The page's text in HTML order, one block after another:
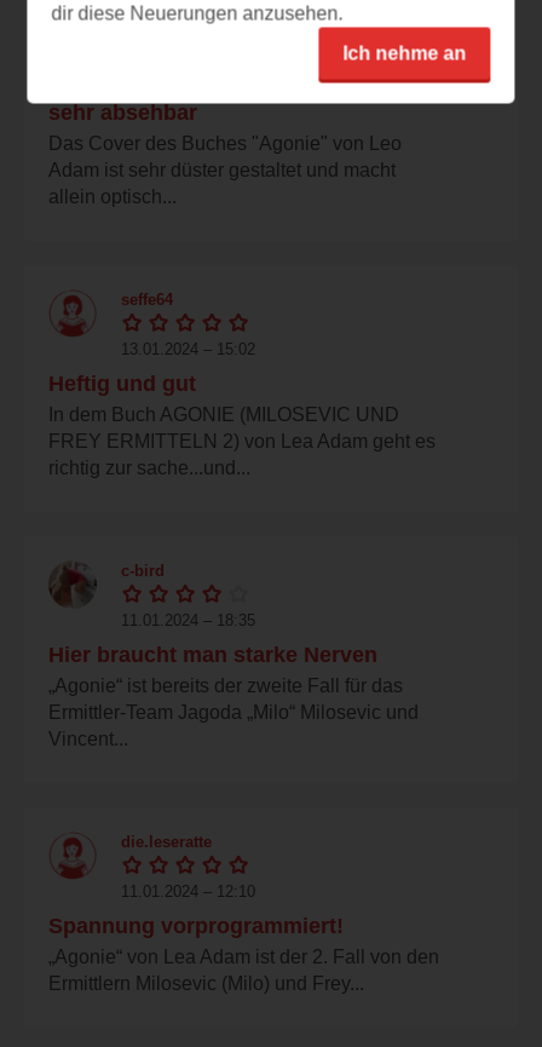
sehr absehbar
Das Cover des Buches "Agonie" von Leo
Adam ist sehr düster gestaltet und macht
allein optisch...
seffe64
13.01.2024 – 15:02
Heftig und gut
In dem Buch AGONIE (MILOSEVIC UND
FREY ERMITTELN 2) von Lea Adam geht es
richtig zur sache...und...
c-bird
11.01.2024 – 18:35
Hier braucht man starke Nerven
„Agonie“ ist bereits der zweite Fall für das
Ermittler-Team Jagoda „Milo“ Milosevic und
Vincent...
die.leseratte
11.01.2024 – 12:10
Spannung vorprogrammiert!
„Agonie“ von Lea Adam ist der 2. Fall von den
Ermittlern Milosevic (Milo) und Frey...
dir diese Neuerungen anzusehen.
Ich nehme an